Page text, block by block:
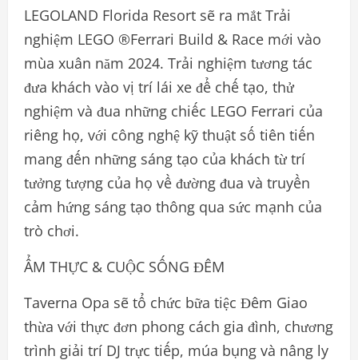
LEGOLAND Florida Resort sẽ ra mắt Trải
nghiệm LEGO ®Ferrari Build & Race mới vào
mùa xuân năm 2024. Trải nghiệm tương tác
đưa khách vào vị trí lái xe để chế tạo, thử
nghiệm và đua những chiếc LEGO Ferrari của
riêng họ, với công nghệ kỹ thuật số tiên tiến
mang đến những sáng tạo của khách từ trí
tưởng tượng của họ về đường đua và truyền
cảm hứng sáng tạo thông qua sức mạnh của
trò chơi.
ẨM THỰC & CUỘC SỐNG ĐÊM
Taverna Opa sẽ tổ chức bữa tiệc Đêm Giao
thừa với thực đơn phong cách gia đình, chương
trình giải trí DJ trực tiếp, múa bụng và nâng ly